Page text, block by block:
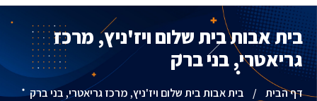
בית אבות בית שלום ויז'ניץ, מרכז
גריאטרי, בני ברק
דף הבית / בית אבות בית שלום ויז'ניץ, מרכז גריאטרי, בני ברק